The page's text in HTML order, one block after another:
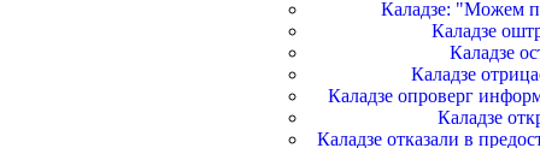
Каладзе: "Можем
Каладзе
Каладзе
Каладзе
Каладзе опроверг
Каладзе
Каладзе отказали в